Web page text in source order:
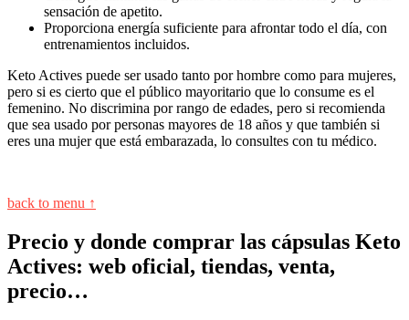
sensación de apetito.
Proporciona energía suficiente para afrontar todo el día, con
entrenamientos incluidos.
Keto Actives puede ser usado tanto por hombre como para mujeres,
pero si es cierto que el público mayoritario que lo consume es el
femenino. No discrimina por rango de edades, pero si recomienda
que sea usado por personas mayores de 18 años y que también si
eres una mujer que está embarazada, lo consultes con tu médico.
back to menu ↑
Precio y donde comprar las cápsulas Keto
Actives: web oficial, tiendas, venta,
precio…